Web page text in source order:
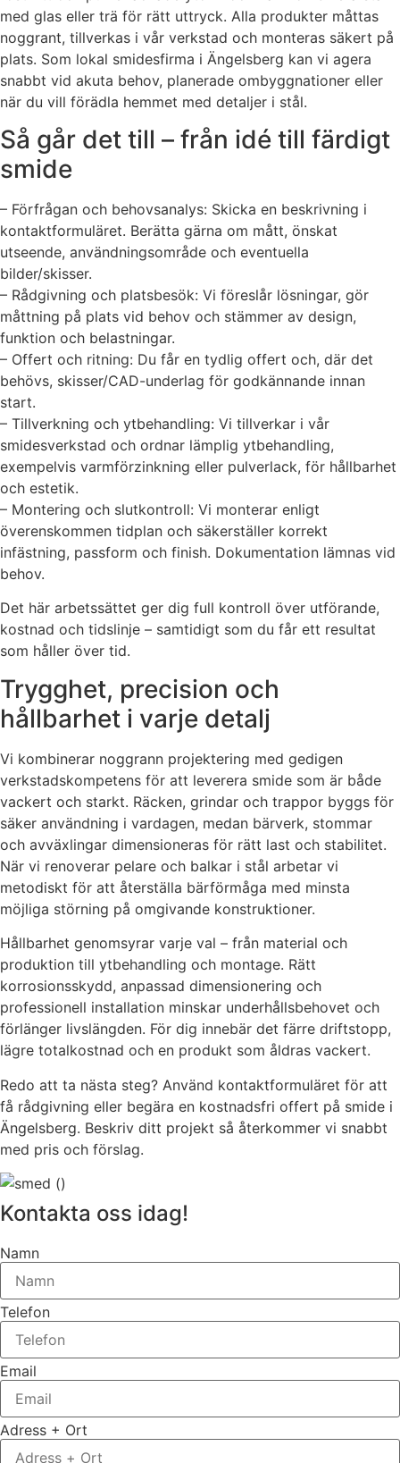
med glas eller trä för rätt uttryck. Alla produkter måttas
noggrant, tillverkas i vår verkstad och monteras säkert på
plats. Som lokal smidesfirma i Ängelsberg kan vi agera
snabbt vid akuta behov, planerade ombyggnationer eller
när du vill förädla hemmet med detaljer i stål.
Så går det till – från idé till färdigt
smide
– Förfrågan och behovsanalys: Skicka en beskrivning i
kontaktformuläret. Berätta gärna om mått, önskat
utseende, användningsområde och eventuella
bilder/skisser.
– Rådgivning och platsbesök: Vi föreslår lösningar, gör
måttning på plats vid behov och stämmer av design,
funktion och belastningar.
– Offert och ritning: Du får en tydlig offert och, där det
behövs, skisser/CAD-underlag för godkännande innan
start.
– Tillverkning och ytbehandling: Vi tillverkar i vår
smidesverkstad och ordnar lämplig ytbehandling,
exempelvis varmförzinkning eller pulverlack, för hållbarhet
och estetik.
– Montering och slutkontroll: Vi monterar enligt
överenskommen tidplan och säkerställer korrekt
infästning, passform och finish. Dokumentation lämnas vid
behov.
Det här arbetssättet ger dig full kontroll över utförande,
kostnad och tidslinje – samtidigt som du får ett resultat
som håller över tid.
Trygghet, precision och
hållbarhet i varje detalj
Vi kombinerar noggrann projektering med gedigen
verkstadskompetens för att leverera smide som är både
vackert och starkt. Räcken, grindar och trappor byggs för
säker användning i vardagen, medan bärverk, stommar
och avväxlingar dimensioneras för rätt last och stabilitet.
När vi renoverar pelare och balkar i stål arbetar vi
metodiskt för att återställa bärförmåga med minsta
möjliga störning på omgivande konstruktioner.
Hållbarhet genomsyrar varje val – från material och
produktion till ytbehandling och montage. Rätt
korrosionsskydd, anpassad dimensionering och
professionell installation minskar underhållsbehovet och
förlänger livslängden. För dig innebär det färre driftstopp,
lägre totalkostnad och en produkt som åldras vackert.
Redo att ta nästa steg? Använd kontaktformuläret för att
få rådgivning eller begära en kostnadsfri offert på smide i
Ängelsberg. Beskriv ditt projekt så återkommer vi snabbt
med pris och förslag.
Kontakta oss idag!
Namn
Telefon
Email
Adress + Ort